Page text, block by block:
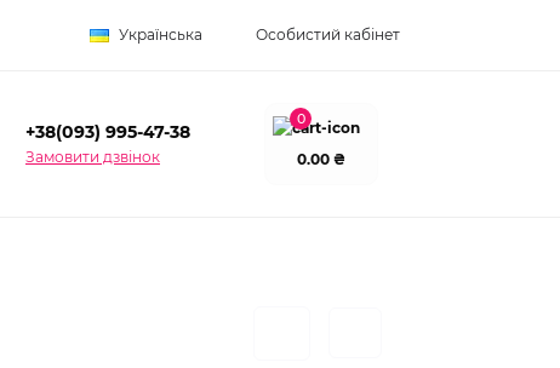
Українська Особистий кабінет
+38(093) 995-47-38
Замовити дзвінок
0
0.00 ₴